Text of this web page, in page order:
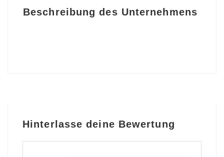
Beschreibung des Unternehmens
Hinterlasse deine Bewertung